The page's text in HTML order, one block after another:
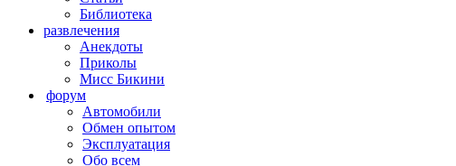
Библиотека
развлечения
Анекдоты
Приколы
Мисс Бикини
форум
Автомобили
Обмен опытом
Эксплуатация
Обо всем